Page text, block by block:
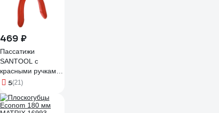
469 ₽
Пассатижи
SANTOOL с
красными ручками
180 мм 031102-
5(21)